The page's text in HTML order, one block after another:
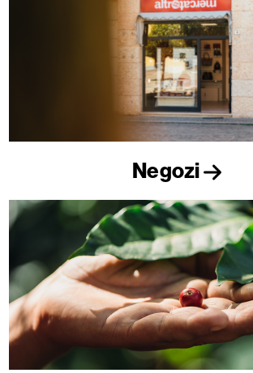
Negozi